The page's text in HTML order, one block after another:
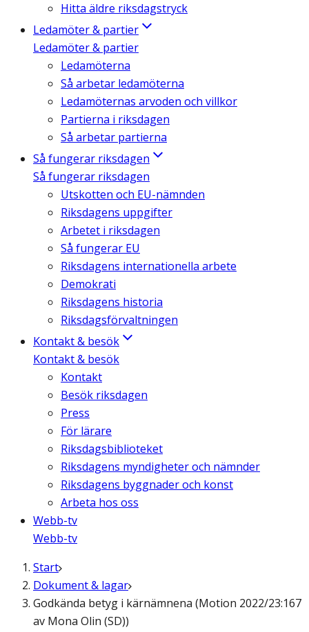
Hitta äldre riksdagstryck
Ledamöter & partier
Ledamöter & partier
Ledamöterna
Så arbetar ledamöterna
Ledamöternas arvoden och villkor
Partierna i riksdagen
Så arbetar partierna
Så fungerar riksdagen
Så fungerar riksdagen
Utskotten och EU-nämnden
Riksdagens uppgifter
Arbetet i riksdagen
Så fungerar EU
Riksdagens internationella arbete
Demokrati
Riksdagens historia
Riksdagsförvaltningen
Kontakt & besök
Kontakt & besök
Kontakt
Besök riksdagen
Press
För lärare
Riksdagsbiblioteket
Riksdagens myndigheter och nämnder
Riksdagens byggnader och konst
Arbeta hos oss
Webb-tv
Webb-tv
Start
Dokument & lagar
Godkända betyg i kärnämnena (Motion 2022/23:167
av Mona Olin (SD))